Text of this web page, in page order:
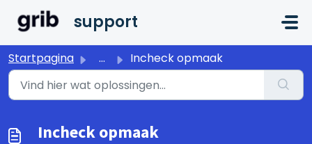
support
Startpagina ... Incheck opmaak
Incheck opmaak